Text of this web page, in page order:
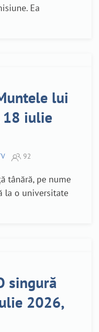
Ea
lui
18 iulie
92
tânără, pe nume
la o universitate
singură
2026,